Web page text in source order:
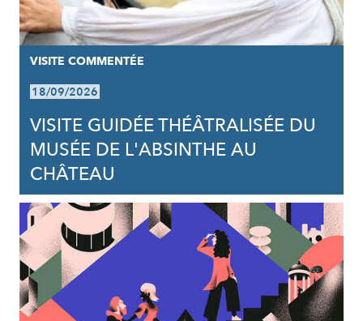
VISITE COMMENTÉE
18/09/2026
VISITE GUIDÉE THÉÂTRALISÉE DU
MUSÉE DE L'ABSINTHE AU
CHÂTEAU